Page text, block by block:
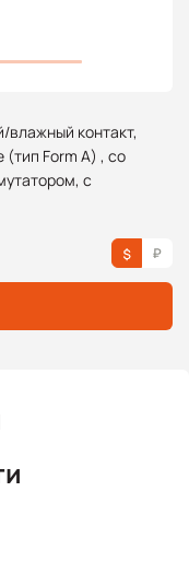
влажный контакт,
Form A) , со
с